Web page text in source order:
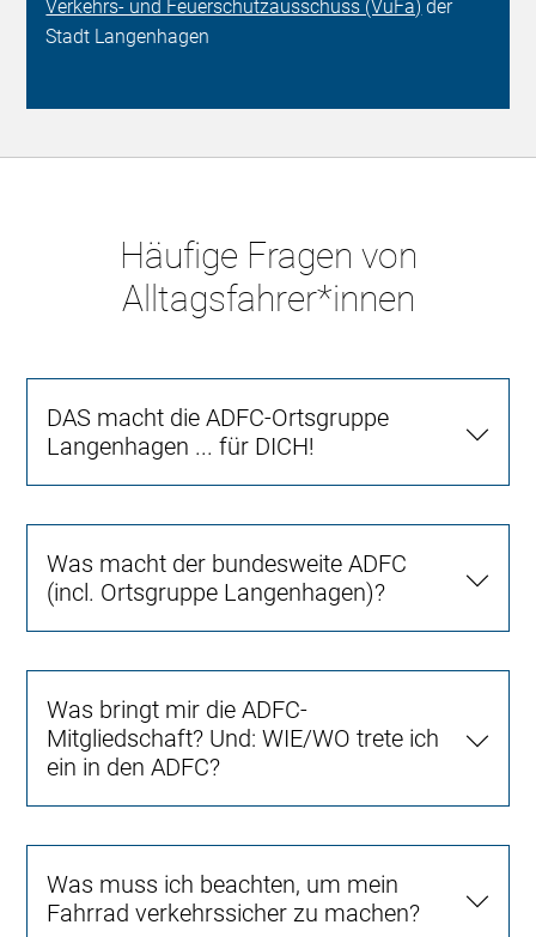
Verkehrs- und Feuerschutzausschuss (VuFa) der
Stadt Langenhagen
Häufige Fragen von
Alltagsfahrer*innen
DAS macht die ADFC-Ortsgruppe
Langenhagen ... für DICH!
Was macht der bundesweite ADFC
(incl. Ortsgruppe Langenhagen)?
Was bringt mir die ADFC-
Mitgliedschaft? Und: WIE/WO trete ich
ein in den ADFC?
Was muss ich beachten, um mein
Fahrrad verkehrssicher zu machen?